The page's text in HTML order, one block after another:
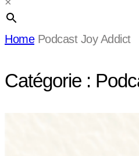
Home Podcast Joy Addict
Catégorie :